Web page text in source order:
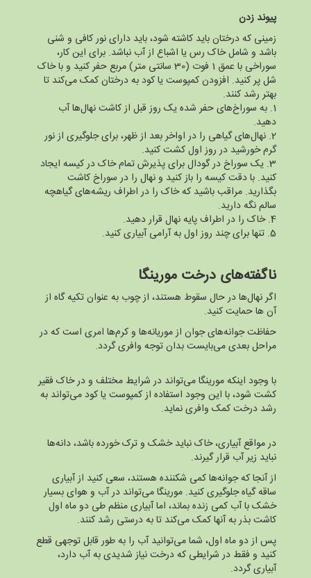
پیوند زدن
زمینی که درختان باید کاشته شود، باید دارای نور کافی و شنی
باشد و شامل خاک رس یا اشباع از آب نباشد. برای این کار،
سوراخی با عمق 1 فوت (30 سانتی متر) مربع حفر کنید و با خاک
شل پر کنید. افزودن کمپوست یا کود به درختان کمک می‌کند تا
بهتر رشد کنند.
1. به سوراخ‌های حفر شده یک روز قبل از کاشت نهال‌ها آب
دهید.
2. نهال‌های گیاهی را در اواخر بعد از ظهر، برای جلوگیری از نور
گرم خورشید در روز اول کشت کنید.
3. یک سوراخ در گودال برای پذیرش تمام خاک در کیسه ایجاد
کنید. با دقت کیسه را باز کنید و نهال را در سوراخ کاشت
بگذارید. مراقب باشید که خاک را در اطراف ریشه‌های گیاهچه
سالم نگه دارید.
4. خاک را در اطراف پایه نهال قرار دهید.
5. تنها برای چند روز اول به آرامی آبیاری کنید.
ناگفته‌های درخت مورینگا
اگر نهال‌ها در حال سقوط هستند، از چوب به عنوان تکیه گاه از
آن ها حمایت کنید.
حفاظت جوانه‌های جوان از موریانه‌ها و کرم‌ها امری است که در
مراحل بعدی می‌بایست بدان توجه وافری گردد.
با وجود اینکه مورینگا می‌تواند در شرایط مختلف و در خاک فقیر
کشت شود، با این وجود استفاده از کمپوست یا کود می‌تواند به
رشد درخت کمک وافری نماید.
در مواقع آبیاری، خاک نباید خشک و ترک خورده باشد، دانه‌ها
نباید زیر آب قرار گیرند.
از آنجا که جوانه‌ها کمی شکننده هستند، سعی کنید از آبیاری
ساقه گیاه جلوگیری کنید. مورینگا می‌تواند در آب و هوای بسیار
خشک با آب کمی زنده بماند، اما آبیاری منظم طی دو ماه اول
کاشت بذر به آنها کمک می‌کند تا به درستی رشد کنند.
پس از دو ماه اول، شما می‌توانید آب را به طور قابل توجهی قطع
کنید و فقط در شرایطی که درخت نیاز شدیدی به آب دارد،
آبیاری گردد.